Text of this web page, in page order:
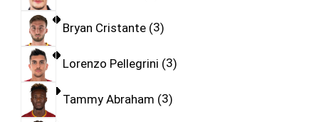
Bryan Cristante 3
Lorenzo Pellegrini 3
Tammy Abraham 3